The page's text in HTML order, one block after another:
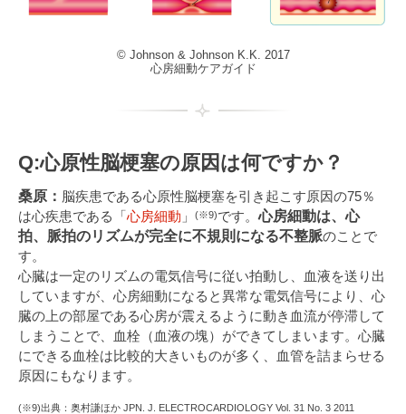
© Johnson & Johnson K.K. 2017
心房細動ケアガイド
Q:心原性脳梗塞の原因は何ですか？
桑原： 脳疾患である心原性脳梗塞を引き起こす原因の75％
は心疾患である「心房細動 」 (※9)です。心房細動は、心
拍、脈拍のリズムが完全に不規則になる不整脈のことで
す。
心臓は一定のリズムの電気信号に従い拍動し、血液を送り出
していますが、心房細動になると異常な電気信号により、心
臓の上の部屋である心房が震えるように動き血流が停滞して
しまうことで、血栓（血液の塊）ができてしまいます。心臓
にできる血栓は比較的大きいものが多く、血管を詰まらせる
原因にもなります。
(※9)出典：奥村謙ほか JPN. J. ELECTROCARDIOLOGY Vol. 31 No. 3 2011